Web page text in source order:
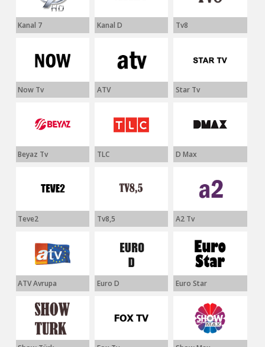
Kanal 7 Kanal D Tv8
Now Tv ATV Star Tv
Beyaz Tv TLC D Max
Teve2 Tv8,5 A2 Tv
ATV Avrupa Euro D Euro Star